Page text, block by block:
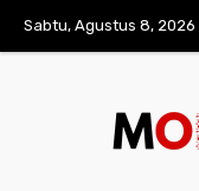
Sabtu, Agustus 8, 2026